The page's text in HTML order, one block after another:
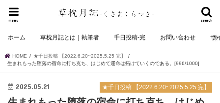
search
menu
ホーム 草枕月記とは｜執筆者 千日投稿-完 お問い合わせ サ
HOME
★千日投稿 【2022.6.20~2025.5.25 完】
生まれもった堕落の宿命に打ち克ち、はじめて運命は拓けていくのである。[996/1000]
★千日投稿 【2022.6.20~2025.5.25 完】
2025.05.21